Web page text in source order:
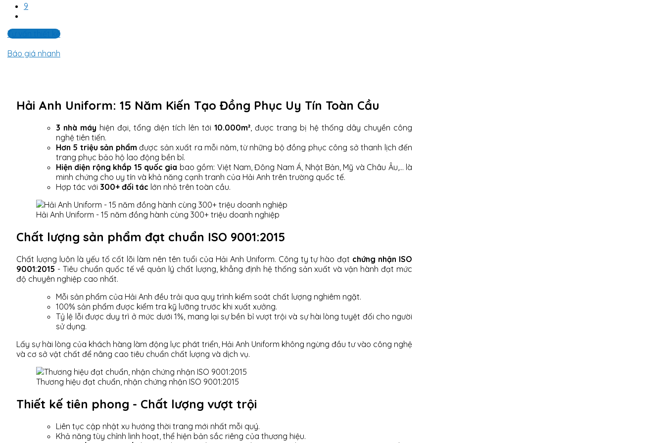
9
Tư vấn thiết kế
Báo giá nhanh
Hải Anh Uniform: 15 Năm Kiến Tạo Đồng Phục Uy Tín Toàn Cầu
3 nhà máy hiện đại, tổng diện tích lên tới10.000m², được trang bị hệ thống dây chuyền công
nghệ tiên tiến.
Hơn 5 triệu sản phẩm được sản xuất ra mỗi năm, từ những bộ đồng phục công sở thanh lịch đến
trang phục bảo hộ lao động bền bỉ.
Hiện diện rộng khắp 15 quốc gia bao gồm: Việt Nam, Đông Nam Á, Nhật Bản, Mỹ và Châu Âu,... là
minh chứng cho uy tín và khả năng cạnh tranh của Hải Anh trên trường quốc tế.
Hợp tác với 300+ đối tác lớn nhỏ trên toàn cầu.
Hải Anh Uniform - 15 năm đồng hành cùng 300+ triệu doanh nghiệp
Chất lượng sản phẩm đạt chuẩn ISO 9001:2015
Chất lượng luôn là yếu tố cốt lõi làm nên tên tuổi của Hải Anh Uniform. Công ty tự hào đạt chứng nhận ISO
9001:2015 - Tiêu chuẩn quốc tế về quản lý chất lượng, khẳng định hệ thống sản xuất và vận hành đạt mức
độ chuyên nghiệp cao nhất.
Mỗi sản phẩm của Hải Anh đều trải qua quy trình kiểm soát chất lượng nghiêm ngặt.
100% sản phẩm được kiểm tra kỹ lưỡng trước khi xuất xưởng.
Tỷ lệ lỗi được duy trì ở mức dưới 1%, mang lại sự bền bỉ vượt trội và sự hài lòng tuyệt đối cho người
sử dụng.
Lấy sự hài lòng của khách hàng làm động lực phát triển, Hải Anh Uniform không ngừng đầu tư vào công nghệ
và cơ sở vật chất để nâng cao tiêu chuẩn chất lượng và dịch vụ.
Thương hiệu đạt chuẩn, nhận chứng nhận ISO 9001:2015
Thiết kế tiên phong - Chất lượng vượt trội
Liên tục cập nhật xu hướng thời trang mới nhất mỗi quý.
Khả năng tùy chỉnh linh hoạt, thể hiện bản sắc riêng của thương hiệu.